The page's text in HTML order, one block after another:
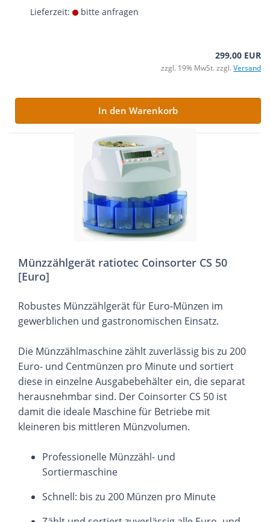
Lieferzeit: bitte anfragen
299,00 EUR
zzgl. 19% MwSt. zzgl. Versand
In den Warenkorb
Münzzählgerät ratiotec Coinsorter CS 50
[Euro]
Robustes Münzzählgerät für Euro-Münzen im
gewerblichen und gastronomischen Einsatz.
Die Münzzählmaschine zählt zuverlässig bis zu 200
Euro- und Centmünzen pro Minute und sortiert
diese in einzelne Ausgabebehälter ein, die separat
herausnehmbar sind. Der Coinsorter CS 50 ist
damit die ideale Maschine für Betriebe mit
kleineren bis mittleren Münzvolumen.
Professionelle Münzzähl- und
Sortiermaschine
Schnell: bis zu 200 Münzen pro Minute